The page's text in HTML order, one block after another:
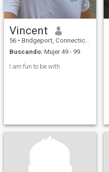
Vincent
56 • Bridgeport, Connecticut, Estados Unidos
Buscando: Mujer 49 - 99
I am fun to be with